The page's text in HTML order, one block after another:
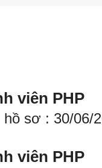
viên PHP
hồ sơ : 30/06/
viên PHP